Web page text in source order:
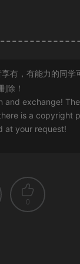
有，有能力的同
除！
exchange!
is a copyright
at your request!
0